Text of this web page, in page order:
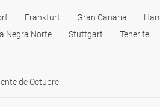
Frankfurt Gran Canaria
Negra Norte Stuttgart Tenerife
de Octubre